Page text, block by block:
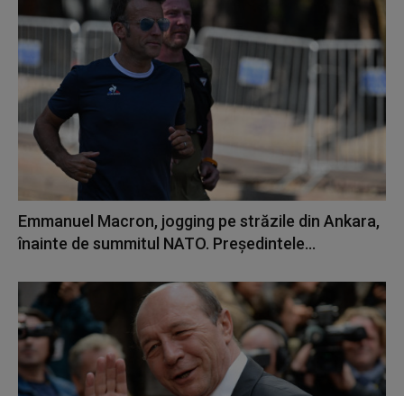
Emmanuel Macron, jogging pe străzile din Ankara,
înainte de summitul NATO. Președintele...